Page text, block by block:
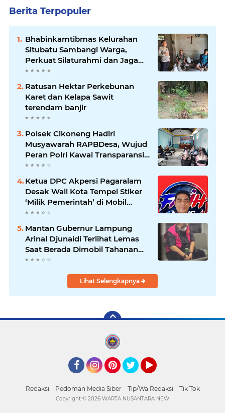
Berita Terpopuler
Bhabinkamtibmas Kelurahan
Situbatu Sambangi Warga,
Perkuat Silaturahmi dan Jaga
Kondusivitas Wilayah
Ratusan Hektar Perkebunan
Karet dan Kelapa Sawit
terendam banjir
Polsek Cikoneng Hadiri
Musyawarah RAPBDesa, Wujud
Peran Polri Kawal Transparansi
dan Kamtibmas Desa
Sindangkasih
Ketua DPC Akpersi Pagaralam
Desak Wali Kota Tempel Stiker
‘Milik Pemerintah’ di Mobil
Dinas, Cegah Penyalahgunaan
Mantan Gubernur Lampung
Arinal Djunaidi Terlihat Lemas
Saat Berada Dimobil Tahanan
Kejati Lampung
Lihat Selengkapnya
Redaksi Pedoman Media Siber Tlp/Wa Redaksi Tik Tok
Copyright © 2026 WARTA NUSANTARA NEW